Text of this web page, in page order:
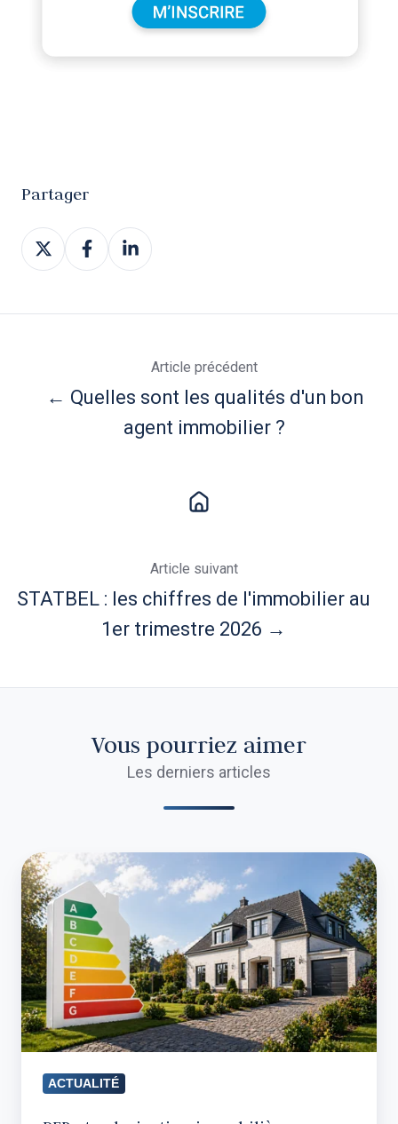
Partager
Partager
sur
Partager
sur
Partager
sur
Article précédent
← Quelles sont les qualités d'un bon
agent immobilier ?
Article suivant
STATBEL : les chiffres de l'immobilier au
1er trimestre 2026 →
Vous pourriez aimer
Les derniers articles
PEB
et
valorisation
immobilière
:
ce
que
votre
énergétique
ACTUALITÉ